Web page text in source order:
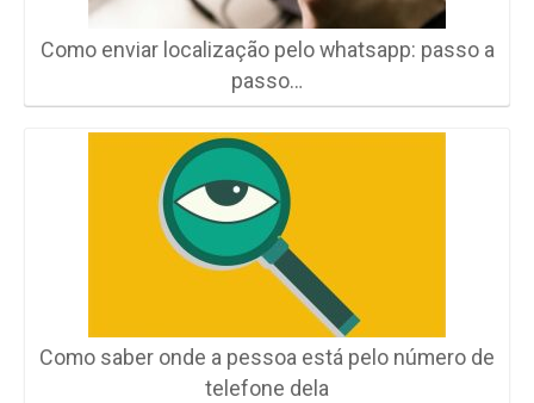
Como enviar localização pelo whatsapp: passo a
passo…
Como saber onde a pessoa está pelo número de
telefone dela